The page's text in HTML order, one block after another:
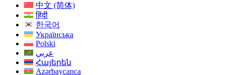
中文 (简体)
हिंदी
한국어
Українська
Polski
عربي
Հայերեն
Azərbaycanca